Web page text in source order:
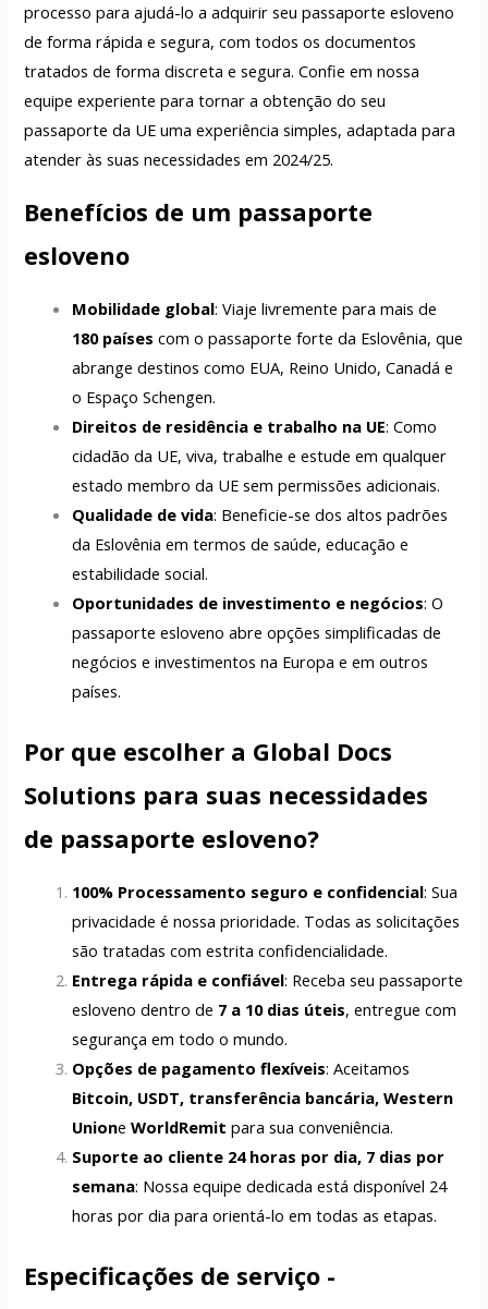
processo para ajudá-lo a adquirir seu passaporte esloveno
de forma rápida e segura, com todos os documentos
tratados de forma discreta e segura. Confie em nossa
equipe experiente para tornar a obtenção do seu
passaporte da UE uma experiência simples, adaptada para
atender às suas necessidades em 2024/25.
Benefícios de um passaporte
esloveno
Mobilidade global: Viaje livremente para mais de
180 países com o passaporte forte da Eslovênia, que
abrange destinos como EUA, Reino Unido, Canadá e
o Espaço Schengen.
Direitos de residência e trabalho na UE: Como
cidadão da UE, viva, trabalhe e estude em qualquer
estado membro da UE sem permissões adicionais.
Qualidade de vida: Beneficie-se dos altos padrões
da Eslovênia em termos de saúde, educação e
estabilidade social.
Oportunidades de investimento e negócios: O
passaporte esloveno abre opções simplificadas de
negócios e investimentos na Europa e em outros
países.
Por que escolher a Global Docs
Solutions para suas necessidades
de passaporte esloveno?
100% Processamento seguro e confidencial: Sua
privacidade é nossa prioridade. Todas as solicitações
são tratadas com estrita confidencialidade.
Entrega rápida e confiável: Receba seu passaporte
esloveno dentro de 7 a 10 dias úteis, entregue com
segurança em todo o mundo.
Opções de pagamento flexíveis: Aceitamos
Bitcoin, USDT, transferência bancária, Western
UnioneWorldRemit para sua conveniência.
Suporte ao cliente 24 horas por dia, 7 dias por
semana: Nossa equipe dedicada está disponível 24
horas por dia para orientá-lo em todas as etapas.
Especificações de serviço -